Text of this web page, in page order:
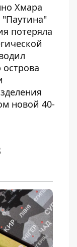
Хмара
потеряла
новой 40-